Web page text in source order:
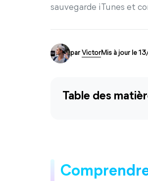
sauvegarde iTunes et
par VictorMis à jour le
Table des